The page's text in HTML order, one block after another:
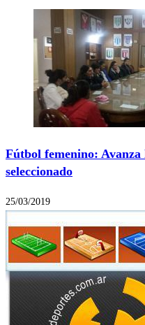
Fútbol femenino:
seleccionado
25/03/2019